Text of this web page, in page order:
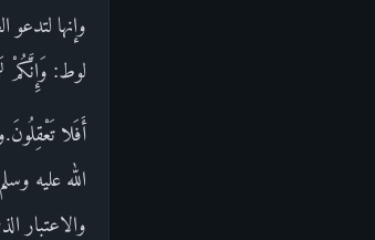
وإنها
لوط: وَإِنَّكُمْ
أَفَلا
الله عليه
والاعتبار